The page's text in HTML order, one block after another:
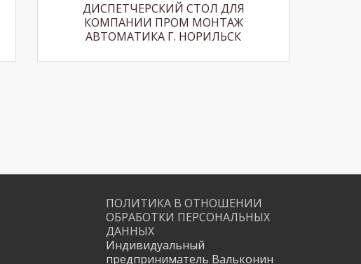
ДИСПЕТЧЕРСКИЙ СТОЛ ДЛЯ
КОМПАНИИ ПРОМ МОНТАЖ
АВТОМАТИКА Г. НОРИЛЬСК
ПОЛИТИКА В ОТНОШЕНИИ
ОБРАБОТКИ ПЕРСОНАЛЬНЫХ
ДАННЫХ
Индивидуальный
предприниматель Вальконин